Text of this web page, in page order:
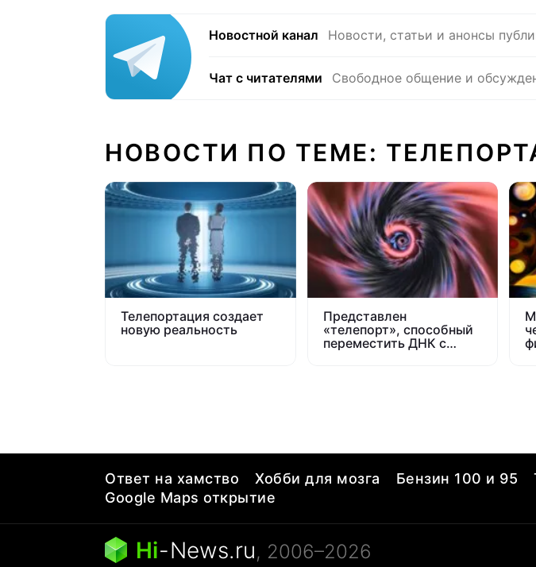
Новостной канал Новости, статьи и анонсы
Чат с читателями Свободное общение и
НОВОСТИ ПО ТЕМЕ:
Телепортация создает
новую реальность
Представлен
«телепорт», способный
переместить ДНК с
Ответ на хамство Хобби для мозга Бензин 100 и 95
Google Maps открытие
Hi-News.ru, 2006–2026